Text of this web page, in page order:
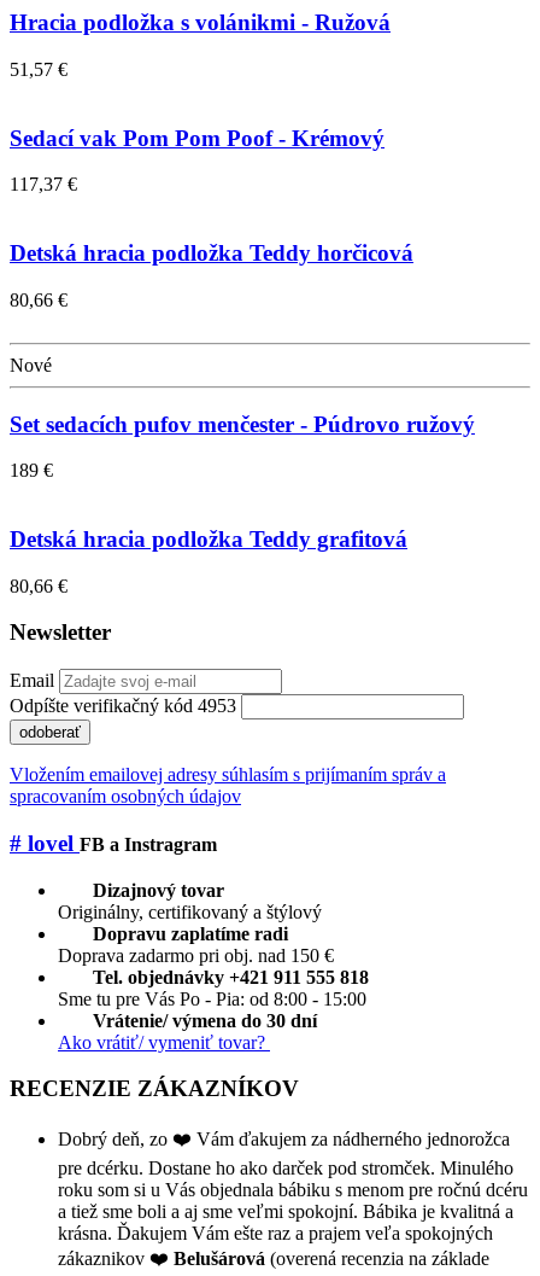
Hracia podložka s volánikmi - Ružová
51,57 €
Sedací vak Pom Pom Poof - Krémový
117,37 €
Detská hracia podložka Teddy horčicová
80,66 €
Nové
Set sedacích pufov menčester - Púdrovo ružový
189 €
Detská hracia podložka Teddy grafitová
80,66 €
Newsletter
Email
Odpíšte verifikačný kód 4953
odoberať
Vložením emailovej adresy súhlasím s prijímaním správ a
spracovaním osobných údajov
# lovel FB a Instragram
Dizajnový tovar
Originálny, certifikovaný a štýlový
Dopravu zaplatíme radi
Doprava zadarmo pri obj. nad 150 €
Tel. objednávky +421 911 555 818
Sme tu pre Vás Po - Pia: od 8:00 - 15:00
Vrátenie/ výmena do 30 dní
Ako vrátiť/ vymeniť tovar?
RECENZIE ZÁKAZNÍKOV
Dobrý deň, zo ❤️ Vám ďakujem za nádherného jednorožca
pre dcérku. Dostane ho ako darček pod stromček. Minulého
roku som si u Vás objednala bábiku s menom pre ročnú dcéru
a tiež sme boli a aj sme veľmi spokojní. Bábika je kvalitná a
krásna. Ďakujem Vám ešte raz a prajem veľa spokojných
zákaznikov ❤️ Belušárová (overená recenzia na základe